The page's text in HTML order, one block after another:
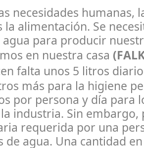
necesidades humanas,
la alimentación. Se
agua para producir
en nuestra casa
falta unos 5 litros
más para la higiene
por persona y día para
industria. Sin
requerida por una
de agua. Una cantidad